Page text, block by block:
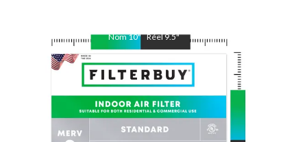
Nom10" Réel9.5"